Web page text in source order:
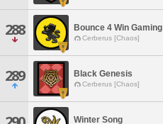
288 Bounce 4 Win Gaming
Cerberus [Chaos]
289 Black Genesis
Cerberus [Chaos]
Winter Song